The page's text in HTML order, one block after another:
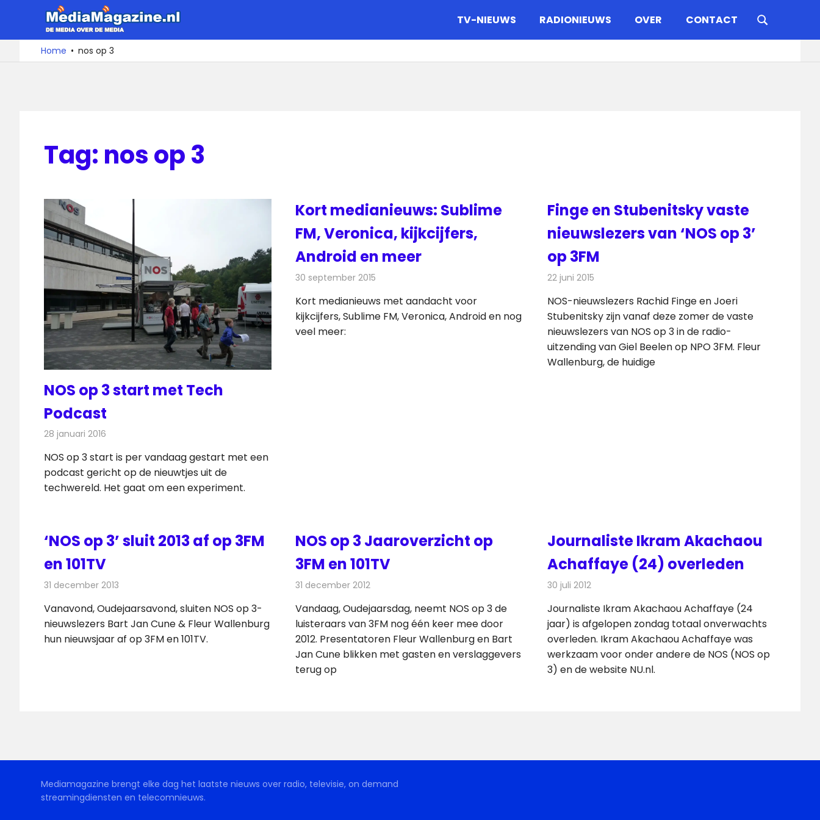
de
De
media
over
TV-NIEUWS RADIONIEUWS OVER CONTACT
Home nos op 3
Tag: nos op 3
NOS op 3 start met Tech
Podcast
28 januari 2016
NOS op 3 start is per vandaag gestart met een
podcast gericht op de nieuwtjes uit de
techwereld. Het gaat om een experiment.
Kort medianieuws: Sublime
FM, Veronica, kijkcijfers,
Android en meer
30 september 2015
Kort medianieuws met aandacht voor
kijkcijfers, Sublime FM, Veronica, Android en nog
veel meer:
Finge en Stubenitsky vaste
nieuwslezers van ‘NOS op 3’
op 3FM
22 juni 2015
NOS-nieuwslezers Rachid Finge en Joeri
Stubenitsky zijn vanaf deze zomer de vaste
nieuwslezers van NOS op 3 in de radio-
uitzending van Giel Beelen op NPO 3FM. Fleur
Wallenburg, de huidige
‘NOS op 3’ sluit 2013 af op 3FM
en 101TV
31 december 2013
Vanavond, Oudejaarsavond, sluiten NOS op 3-
nieuwslezers Bart Jan Cune & Fleur Wallenburg
hun nieuwsjaar af op 3FM en 101TV.
NOS op 3 Jaaroverzicht op
3FM en 101TV
31 december 2012
Vandaag, Oudejaarsdag, neemt NOS op 3 de
luisteraars van 3FM nog één keer mee door
2012. Presentatoren Fleur Wallenburg en Bart
Jan Cune blikken met gasten en verslaggevers
terug op
Journaliste Ikram Akachaou
Achaffaye (24) overleden
30 juli 2012Redactie
Radionieuws
Journaliste Ikram Akachaou Achaffaye (24
jaar) is afgelopen zondag totaal onverwachts
overleden. Ikram Akachaou Achaffaye was
werkzaam voor onder andere de NOS (NOS op
3) en de website NU.nl.
Mediamagazine brengt elke dag het laatste nieuws over radio, televisie, on demand
streamingdiensten en telecomnieuws.